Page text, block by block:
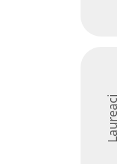
Laureaci